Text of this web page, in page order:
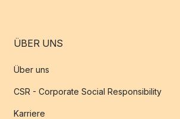
ÜBER UNS
Über uns
CSR - Corporate Social Responsibility
Karriere